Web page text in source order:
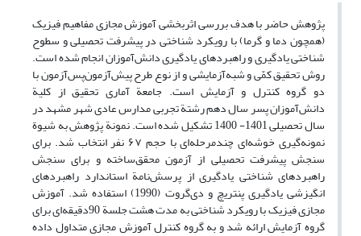
پژوهش حاضر با هدف بررسی اثربخشی آموزش مجازی مفاهیم فیزیک
(همچون دما و گرما) با رویکرد شناختی در پیشرفت تحصیلی و سطوح
شناختی یادگیری و راهبردهای یادگیری دانش‌آموزان انجام شده است.
روش تحقیق کمّی و شبه‌آزمایشی و از نوع طرح پیش‌آزمون‌پس‌آزمون با
دو گروه کنترل و آزمایش است. جامعة آماری تحقیق از کلیة
دانش‌آموزان پسر سال دهم رشتة تجربی مدارس عادی شهر مشهد در
سال تحصیلی 1401- 1400 تشکیل شده است. نمونة پژوهش به شیوة
نمونه‌گیری خوشه‌ای چند‌مرحله‌ای با حجم ۶۷ نفر انتخاب شد. برای
سنجش پیشرفت تحصیلی از آزمون محقق‌ساخته و برای سنجش
راهبردهای شناختی یادگیری از پرسش‌نامة استاندارد راهبردهای
انگیزشی یادگیری پنتریچ و دی‌گروت (1990) استفاده شد. آموزش
مجازی فیزیک با رویکرد شناختی به مدت هشت جلسة 90دقیقه‌ای برای
گروه آزمایش ارائه شد و به گروه کنترل آموزش مجازی متداول داده